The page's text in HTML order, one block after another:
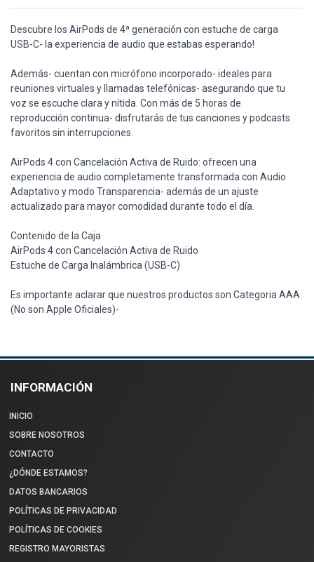
Descubre los AirPods de 4ª generación con estuche de carga
USB-C- la experiencia de audio que estabas esperando!
Además- cuentan con micrófono incorporado- ideales para
reuniones virtuales y llamadas telefónicas- asegurando que tu
voz se escuche clara y nítida. Con más de 5 horas de
reproducción continua- disfrutarás de tus canciones y podcasts
favoritos sin interrupciones.
AirPods 4 con Cancelación Activa de Ruido: ofrecen una
experiencia de audio completamente transformada con Audio
Adaptativo y modo Transparencia- además de un ajuste
actualizado para mayor comodidad durante todo el día.
Contenido de la Caja
AirPods 4 con Cancelación Activa de Ruido
Estuche de Carga Inalámbrica (USB-C)
Es importante aclarar que nuestros productos son Categoria AAA
(No son Apple Oficiales)-
INFORMACIÓN
INICIO
SOBRE NOSOTROS
CONTACTO
¿DÓNDE ESTAMOS?
DATOS BANCARIOS
POLÍTICAS DE PRIVACIDAD
POLÍTICAS DE COOKIES
REGISTRO MAYORISTAS